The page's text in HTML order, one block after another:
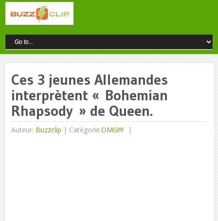
Ces 3 jeunes Allemandes
interprètent « Bohemian
Rhapsody » de Queen.
Auteur: Buzzclip | Catégorie:OMG!!!!